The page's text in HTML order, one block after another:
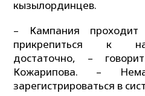
кызылординцев.
– Кампания
прикрепиться к
достаточно, –
Кожарипова. –
зарегистрироваться в